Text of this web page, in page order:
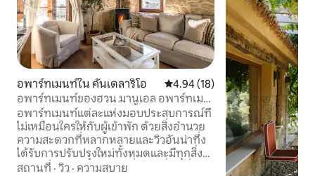
อพาร์ทเมนท์ใน คันเดลาริโอ คะแนนเฉลี่ย 4.94 จาก 5, 18 รีวิว
4.94 (18)
อพาร์ทเมนท์ของฮวน มานูเอล อพาร์ทเม
นท์ ปูเอนเต...
อพาร์ทเมนท์แต่ละแห่งมอบประสบการณ์ที่
ไม่เหมือนใครให้กับผู้เข้าพัก ด้วยสิ่งอำนวย
ความสะดวกที่หลากหลายและวิวอันน่าทึ่ง
ได้รับการปรับปรุงใหม่ทั้งหมดและมีทุกสิ่งที่
จำเป็นสำหรับการเข้าพักที่ยอดเยี่ยม ซึ่ง
สถานที่ · วิว · ความสบาย